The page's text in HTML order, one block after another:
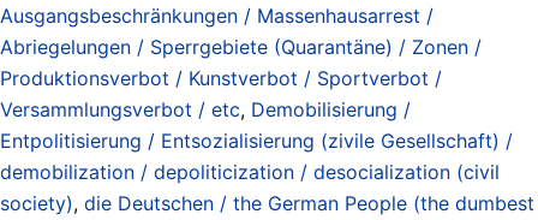
Ausgangsbeschränkungen / Massenhausarrest /
Abriegelungen / Sperrgebiete (Quarantäne) / Zonen /
Produktionsverbot / Kunstverbot / Sportverbot /
Versammlungsverbot / etc, Demobilisierung /
Entpolitisierung / Entsozialisierung (zivile Gesellschaft) /
demobilization / depoliticization / desocialization (civil
society), die Deutschen / the German People (the dumbest